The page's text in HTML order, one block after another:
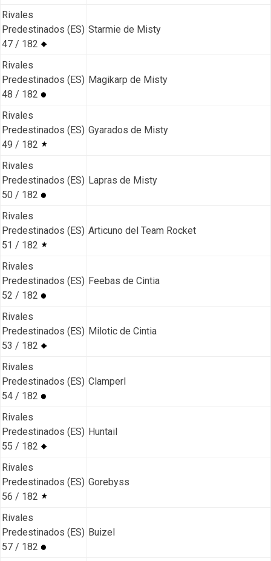
Rivales
Predestinados (ES)
47 / 182
Starmie de Misty
Rivales
Predestinados (ES)
48 / 182
Magikarp de Misty
Rivales
Predestinados (ES)
49 / 182
Gyarados de Misty
Rivales
Predestinados (ES)
50 / 182
Lapras de Misty
Rivales
Predestinados (ES)
51 / 182
Articuno del Team Rocket
Rivales
Predestinados (ES)
52 / 182
Feebas de Cintia
Rivales
Predestinados (ES)
53 / 182
Milotic de Cintia
Rivales
Predestinados (ES)
54 / 182
Clamperl
Rivales
Predestinados (ES)
55 / 182
Huntail
Rivales
Predestinados (ES)
56 / 182
Gorebyss
Rivales
Predestinados (ES)
57 / 182
Buizel